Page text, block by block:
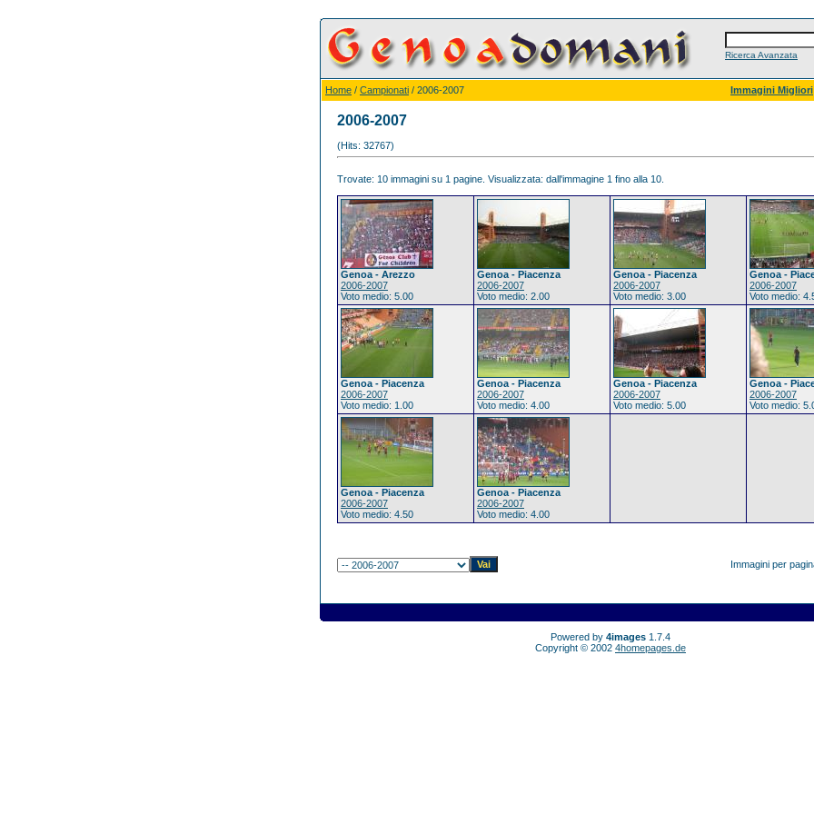
Ricerca Avanzata
Home / Campionati / 2006-2007 Immagini Migliori
2006-2007
(Hits: 32767)
Trovate: 10 immagini su 1 pagine. Visualizzata: dall'immagine 1 fino alla 10.
Genoa - Arezzo
2006-2007
Voto medio: 5.00
Genoa - Piacenza
2006-2007
Voto medio: 2.00
Genoa - Piacenza
2006-2007
Voto medio: 3.00
Genoa -
2006-2007
Voto medio:
Genoa - Piacenza
2006-2007
Voto medio: 1.00
Genoa - Piacenza
2006-2007
Voto medio: 4.00
Genoa - Piacenza
2006-2007
Voto medio: 5.00
Genoa -
2006-2007
Voto medio:
Genoa - Piacenza
2006-2007
Voto medio: 4.50
Genoa - Piacenza
2006-2007
Voto medio: 4.00
Immagini per
Powered by 4images 1.7.4
Copyright © 2002 4homepages.de